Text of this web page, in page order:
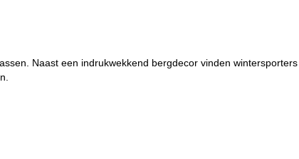
Naast een indrukwekkend bergdecor vinden wintersporters